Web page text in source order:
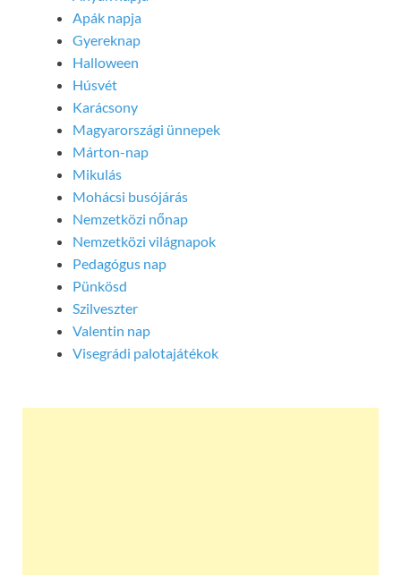
Apák napja
Gyereknap
Halloween
Húsvét
Karácsony
Magyarországi ünnepek
Márton-nap
Mikulás
Mohácsi busójárás
Nemzetközi nőnap
Nemzetközi világnapok
Pedagógus nap
Pünkösd
Szilveszter
Valentin nap
Visegrádi palotajátékok